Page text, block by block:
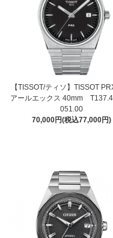
【TISSOT/ティソ】TISSOT
アールエックス 40mm
051.00
70,000円(税込77,000円)